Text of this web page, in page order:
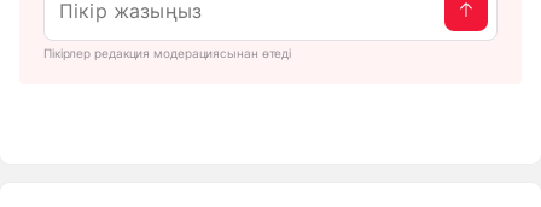
Пікірлер редакция модерациясынан өтеді